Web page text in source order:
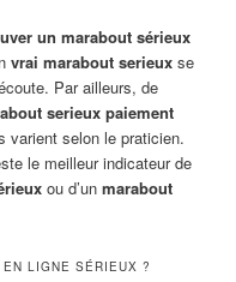
un marabout sérieux
vrai marabout serieux se
Par ailleurs, de
serieux paiement
varient selon le praticien.
le meilleur indicateur de
ou d’unmarabout
EN LIGNE SÉRIEUX ?